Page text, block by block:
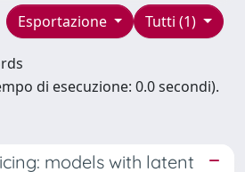
Tutti (1)
Esportazione
di esecuzione: 0.0 secondi).
models with latent